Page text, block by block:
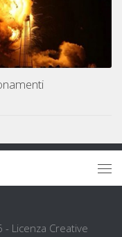
- Licenza Creative